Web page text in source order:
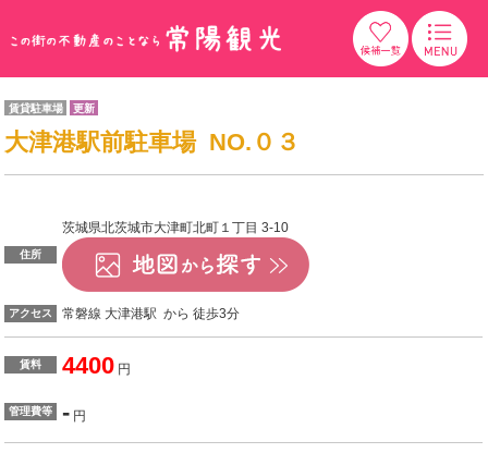
賃貸駐車場 更新
大津港駅前駐車場 NO.０３
住所
茨城県北茨城市大津町北町１丁目 3-10
アクセス 常磐線 大津港駅 から 徒歩3分
賃料 4400 円
管理費等 - 円